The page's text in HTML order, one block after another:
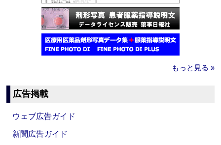
もっと見る »
広告掲載
ウェブ広告ガイド
新聞広告ガイド